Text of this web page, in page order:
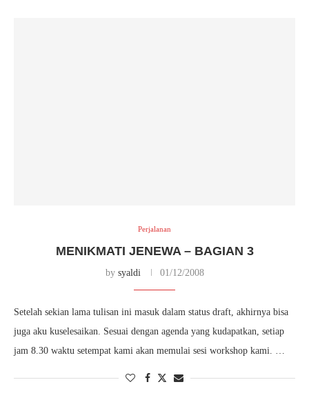
Perjalanan
MENIKMATI JENEWA – BAGIAN 3
by syaldi 01/12/2008
Setelah sekian lama tulisan ini masuk dalam status draft, akhirnya bisa
juga aku kuselesaikan. Sesuai dengan agenda yang kudapatkan, setiap
jam 8.30 waktu setempat kami akan memulai sesi workshop kami. …